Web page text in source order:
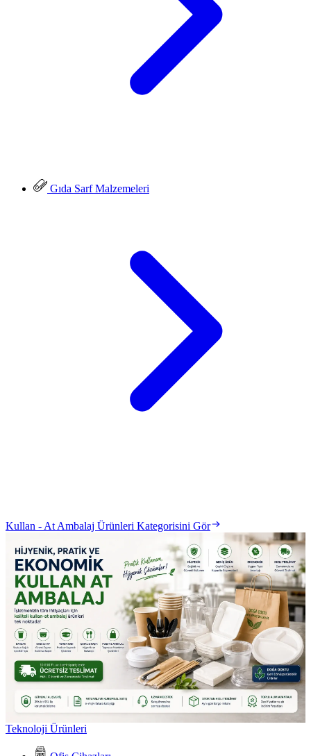
Gıda Sarf Malzemeleri
Kullan - At Ambalaj Ürünleri Kategorisini Gör
Teknoloji Ürünleri